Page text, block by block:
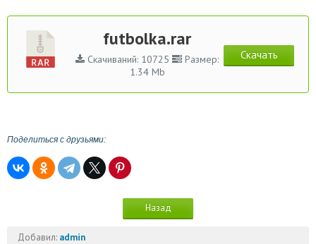
futbolka.rar
Скачиваний: 10725
Размер:
1.34 Mb
Скачать
Поделиться с друзьями:
Назад
Добавил: admin